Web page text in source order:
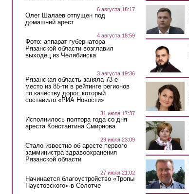
6 августа 18:17
Олег Шалаев отпущен под
домашний арест
4 августа 18:59
Фото: аппарат губернатора
Рязанской области возглавил
выходец из Челябинска
3 августа 19:36
Рязанская область заняла 73-е
место из 85-ти в рейтинге регионов
по качеству дорог, который
составило «РИА Новости»
31 июля 17:37
Исполнилось полтора года со дня
ареста Константина Смирнова
29 июля 23:09
Стало известно об аресте первого
замминистра здравоохранения
Рязанской области
27 июля 21:02
Начинается благоустройство «Тропы
Паустовского» в Солотче